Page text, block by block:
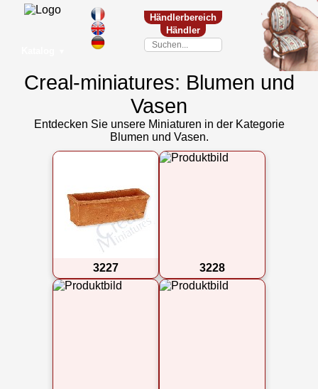
Händlerbereich
Händler
Creal-miniatures: Blumen und
Vasen
Entdecken Sie unsere Miniaturen in der Kategorie
Blumen und Vasen.
3227 3228